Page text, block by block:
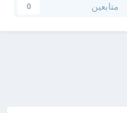
متابعين 0